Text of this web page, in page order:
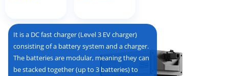
It is a DC fast charger (Level 3 EV charger)
consisting of a battery system and a charger.
The batteries are modular, meaning they can
be stacked together (up to 3 batteries) to